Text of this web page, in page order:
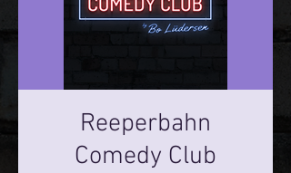
Reeperbahn
Comedy Club